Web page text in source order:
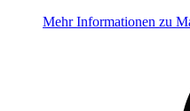
Mehr Informationen zu